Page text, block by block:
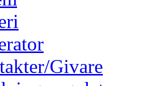
Givare